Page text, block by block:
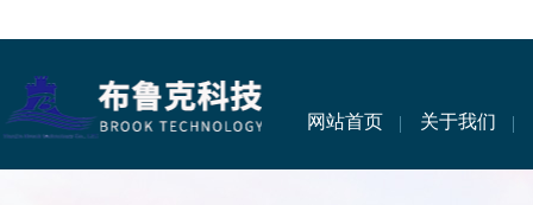
网站首页 关于我们